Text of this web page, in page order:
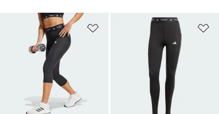
Añadir a la lista de deseos